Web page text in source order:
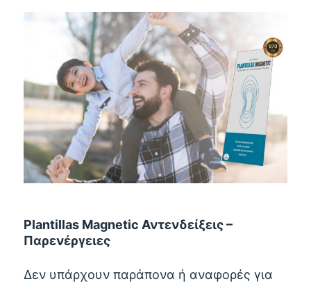
Plantillas Magnetic Αντενδείξεις –
Παρενέργειες
Δεν υπάρχουν παράπονα ή αναφορές για